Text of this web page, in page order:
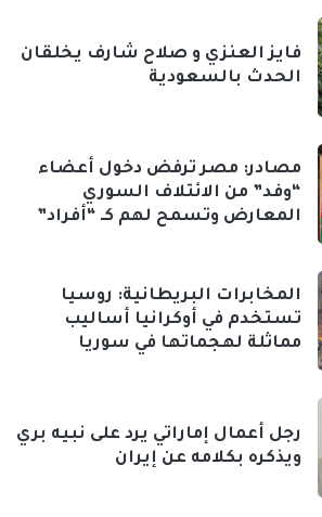
فايز العنزي و صلاح شارف يخلقان
الحدث بالسعودية
مصادر: مصر ترفض دخول أعضاء
“وفد” من الائتلاف السوري
المعارض وتسمح لهم كـ “أفراد”
المخابرات البريطانية: روسيا
تستخدم في أوكرانيا أساليب
مماثلة لهجماتها في سوريا
رجل أعمال إماراتي يرد على نبيه بري
ويذكره بكلامه عن إيران